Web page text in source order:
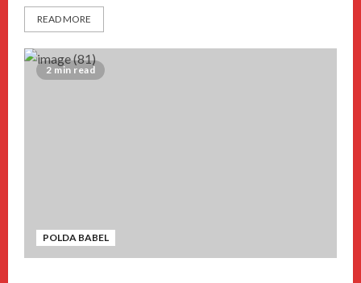
READ MORE
2 min read
POLDA BABEL